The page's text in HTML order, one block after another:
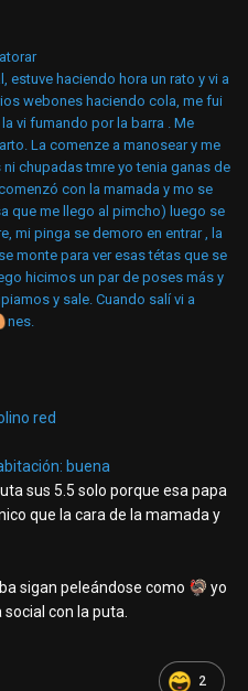
estuve haciendo hora un rato y vi a
webones haciendo cola, me fui
vi fumando por la barra . Me
La comenze a manosear y me
chupadas tmre yo tenia ganas de
con la mamada y mo se
que me llego al pimcho) luego se
mi pinga se demoro en entrar , la
monte para ver esas tétas que se
hicimos un par de poses más y
y sale. Cuando salí vi a
nes.
red
buena
sus 5.5 solo porque esa papa
que la cara de la mamada y
sigan peleándose como 🦃 yo
con la puta.
2